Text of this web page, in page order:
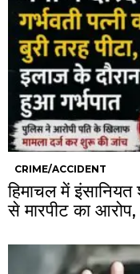
CRIME/ACCIDENT
हिमाचल में इंसानियत
से मारपीट का